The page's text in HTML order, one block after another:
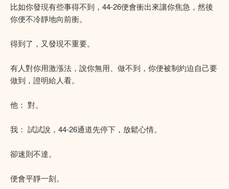
比如你發現有些事得不到，44-26便會衝出來讓你焦急，然後
你便不冷靜地向前衝。
得到了，又發現不重要。
有人對你用激漲法，說你無用、做不到，你便被制約迫自己要
做到，證明給人看。
他： 對。
我： 試試說，44-26通道先停下，放鬆心情。
卻速則不達。
便會平靜一刻。